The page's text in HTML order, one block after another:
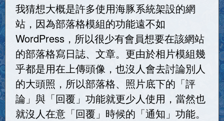
我猜想大概是許多使用海豚系統架設的網
站，因為部落格模組的功能遠不如
WordPress，所以很少有會員想要在該網站
的部落格寫日誌、文章。更由於相片模組幾
乎都是用在上傳頭像，也沒人會去討論別人
的大頭照，所以部落格、照片底下的「評
論」與「回覆」功能就更少人使用，當然也
就沒人在意「回覆」時候的「通知」功能。